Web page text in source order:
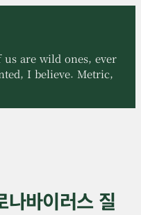
us are wild ones, ever
I believe. Metric,
바이러스 질